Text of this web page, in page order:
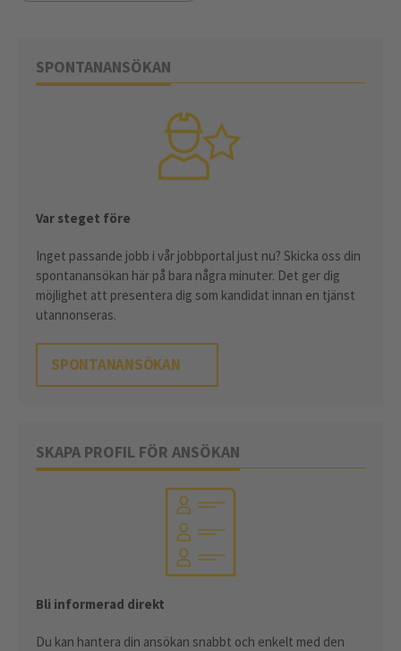
SPONTANANSÖKAN
Var steget före
Inget passande jobb i vår jobbportal just nu? Skicka oss din
spontanansökan här på bara några minuter. Det ger dig
möjlighet att presentera dig som kandidat innan en tjänst
utannonseras.
SPONTANANSÖKAN
SKAPA PROFIL FÖR ANSÖKAN
Bli informerad direkt
Du kan hantera din ansökan snabbt och enkelt med den